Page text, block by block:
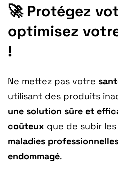
🚀 Protégez
optimisez
!
Ne mettez pas votre
utilisant des produits
une solution sûre et
coûteux que de subir
maladies
endommagé.